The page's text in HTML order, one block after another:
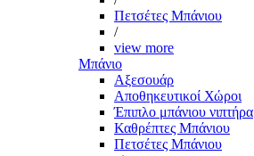
Πετσέτες Μπάνιου
/
view more
Μπάνιο
Αξεσουάρ
Αποθηκευτικοί Χώροι
Έπιπλο μπάνιου νιπτήρα
Καθρέπτες Μπάνιου
Πετσέτες Μπάνιου